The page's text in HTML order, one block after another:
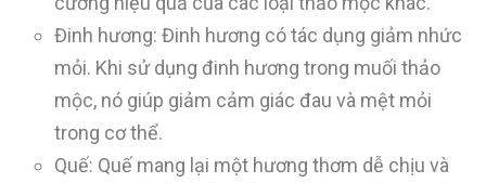
Đinh hương: Đinh hương có tác dụng giảm nhức
mỏi. Khi sử dụng đinh hương trong muối thảo
mộc, nó giúp giảm cảm giác đau và mệt mỏi
trong cơ thể.
Quế: Quế mang lại một hương thơm dễ chịu và